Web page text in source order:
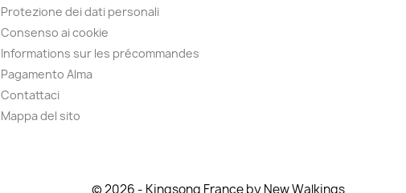
Protezione dei dati personali
Consenso ai cookie
Informations sur les précommandes
Pagamento Alma
Contattaci
Mappa del sito